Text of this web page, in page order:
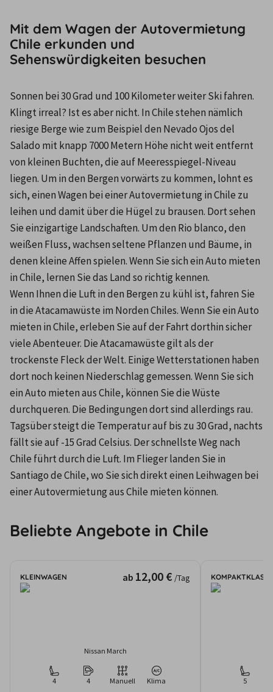
Mit dem Wagen der Autovermietung
Chile erkunden und
Sehenswürdigkeiten besuchen
Sonnen bei 30 Grad und 100 Kilometer weiter Ski fahren.
Klingt irreal? Ist es aber nicht. In Chile stehen nämlich
riesige Berge wie zum Beispiel den Nevado Ojos del
Salado mit knapp 7000 Metern Höhe nicht weit entfernt
von kleinen Buchten, die auf Meeresspiegel-Niveau
liegen. Um in den Bergen vorwärts zu kommen, lohnt es
sich, einen Wagen bei einer Autovermietung in Chile zu
leihen und damit über die Hügel zu brausen. Dort sehen
Sie einzigartige Landschaften. Um den Rio blanco, den
weißen Fluss, wachsen seltene Pflanzen und Bäume, in
denen kleine Affen spielen. Wenn Sie sich ein Auto mieten
in Chile, lernen Sie das Land so richtig kennen.
Wenn Ihnen die Luft in den Bergen zu kühl ist, fahren Sie
in die Atacamawüste im Norden Chiles. Wenn Sie ein Auto
mieten in Chile, erleben Sie auf der Fahrt dorthin sicher
viele Abenteuer. Die Atacamawüste gilt als der
trockenste Fleck der Welt. Einige Wetterstationen haben
dort noch keinen Niederschlag gemessen. Wenn Sie sich
ein Auto mieten aus Chile, können Sie die Wüste
durchqueren. Die Bedingungen dort sind allerdings rau.
Tagsüber steigt die Temperatur auf bis zu 30 Grad, nachts
fällt sie auf -15 Grad Celsius. Der schnellste Weg nach
Chile führt durch die Luft. Im Flieger landen Sie in
Santiago de Chile, wo Sie sich direkt einen Leihwagen bei
einer Autovermietung aus Chile mieten können.
Beliebte Angebote in Chile
KLEINWAGEN ab 12,00 € /Tag
Nissan March
4 4 Manuell Klima
KOMPAKTKLASSE
5